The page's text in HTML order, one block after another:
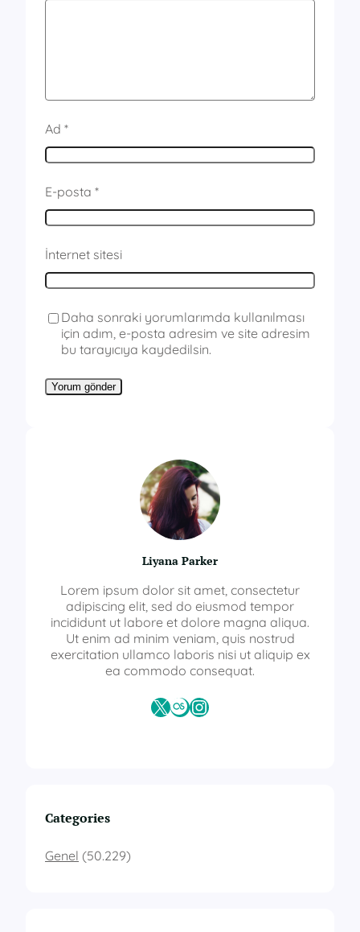
Ad *
E-posta *
İnternet sitesi
Daha sonraki yorumlarımda kullanılması
için adım, e-posta adresim ve site adresim
bu tarayıcıya kaydedilsin.
Liyana Parker
Lorem ipsum dolor sit amet, consectetur
adipiscing elit, sed do eiusmod tempor
incididunt ut labore et dolore magna aliqua.
Ut enim ad minim veniam, quis nostrud
exercitation ullamco laboris nisi ut aliquip ex
ea commodo consequat.
X Last.fmInstagram
Categories
Genel (50.229)